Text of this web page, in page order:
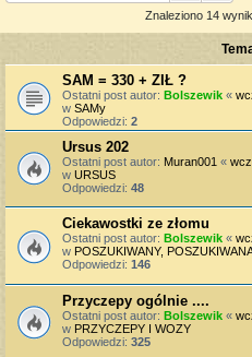
Znaleziono 14
SAM = 330 + ZIŁ ?
Ostatni post autor: Bolszewik «
w SAMy
Odpowiedzi: 2
Ursus 202
Ostatni post autor: Muran001 «
w URSUS
Odpowiedzi: 48
Ciekawostki ze złomu
Ostatni post autor: Bolszewik «
w POSZUKIWANY,
Odpowiedzi: 146
Przyczepy ogólnie ....
Ostatni post autor: Bolszewik «
w PRZYCZEPY I WOZY
Odpowiedzi: 325